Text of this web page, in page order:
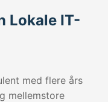
Lokale IT-
med flere års
mellemstore